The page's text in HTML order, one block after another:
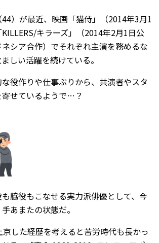
（44）が最近、映画「猫侍」（2014年3月1
キラーズ」（2014年2月1日公
シア合作）でそれぞれ主演を務めるな
しい活躍を続けている。
役作りや仕事ぶりから、共演者やスタ
寄せているようで…？
脇役もこなせる実力派俳優として、今
あまたの状態だ。
した経歴を考えると苦労時代も長かっ